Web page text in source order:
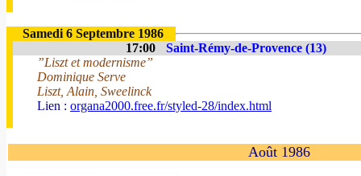
Samedi 6 Septembre 1986
17:00
Saint-Rémy-de-Provence (13)
”Liszt et modernisme”
Dominique Serve
Liszt, Alain, Sweelinck
Lien : organa2000.free.fr/styled-28/index.html
Août 1986